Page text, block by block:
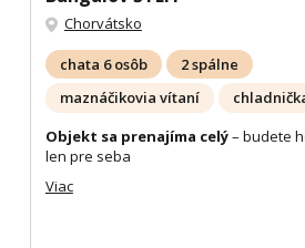
Chorvátsko
chata 6 osôb
2 spálne
maznáčikovia vítaní
Objekt sa prenajíma celý– budete
len pre seba
Viac